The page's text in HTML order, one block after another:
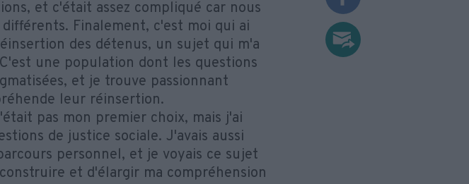
et c'était assez compliqué car nous
Finalement, c'est moi qui ai
des détenus, un sujet qui m'a
une population dont les questions
et je trouve passionnant
leur réinsertion.
pas mon premier choix, mais j'ai
de justice sociale. J'avais aussi
personnel, et je voyais ce sujet
et d'élargir ma compréhension